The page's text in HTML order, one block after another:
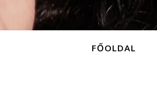
FŐOLDAL